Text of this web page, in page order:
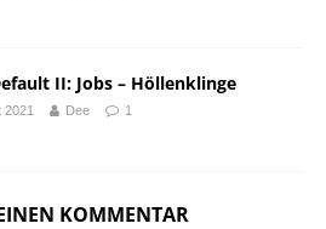
II: Jobs – Höllenklinge
2021 Dee 1
KOMMENTAR